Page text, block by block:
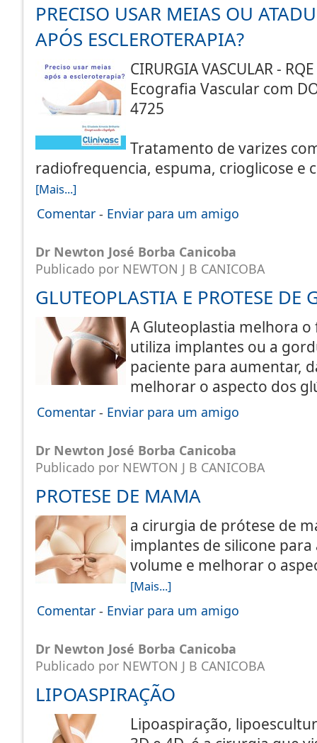
PRECISO USAR MEIAS OU
APÓS ESCLEROTERAPIA?
CIRURGIA VASCULAR -
Ecografia Vascular com
4725
Tratamento de varizes
radiofrequencia, espuma, crioglicose e
[Mais...]
Comentar - Enviar para um amigo
Dr Newton José Borba Canicoba
Publicado por NEWTON J B CANICOBA
GLUTEOPLASTIA E PROTESE DE
A Gluteoplastia melhora
utiliza implantes ou a
paciente para aumentar,
melhorar o aspecto dos
Comentar - Enviar para um amigo
Dr Newton José Borba Canicoba
Publicado por NEWTON J B CANICOBA
PROTESE DE MAMA
a cirurgia de prótese de
implantes de silicone
volume e melhorar o
[Mais...]
Comentar - Enviar para um amigo
Dr Newton José Borba Canicoba
Publicado por NEWTON J B CANICOBA
LIPOASPIRAÇÃO
Lipoaspiração,